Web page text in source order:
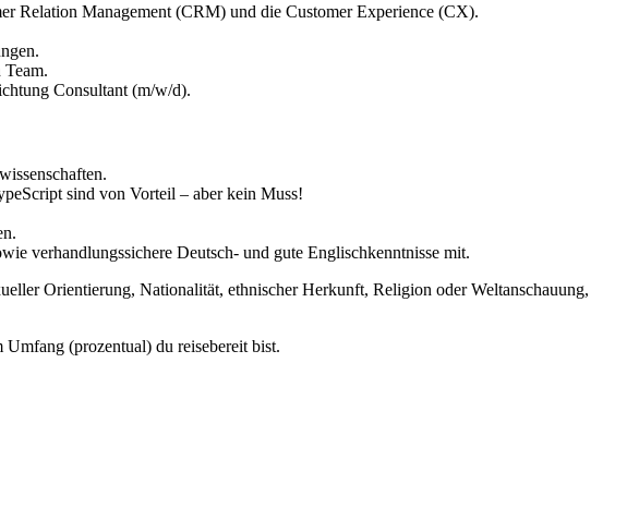
Relation Management (CRM) und die Customer Experience (CX).
Consultant (m/w/d).
sind von Vorteil – aber kein Muss!
verhandlungssichere Deutsch- und gute Englischkenntnisse mit.
Orientierung, Nationalität, ethnischer Herkunft, Religion oder Weltanschauung,
(prozentual) du reisebereit bist.